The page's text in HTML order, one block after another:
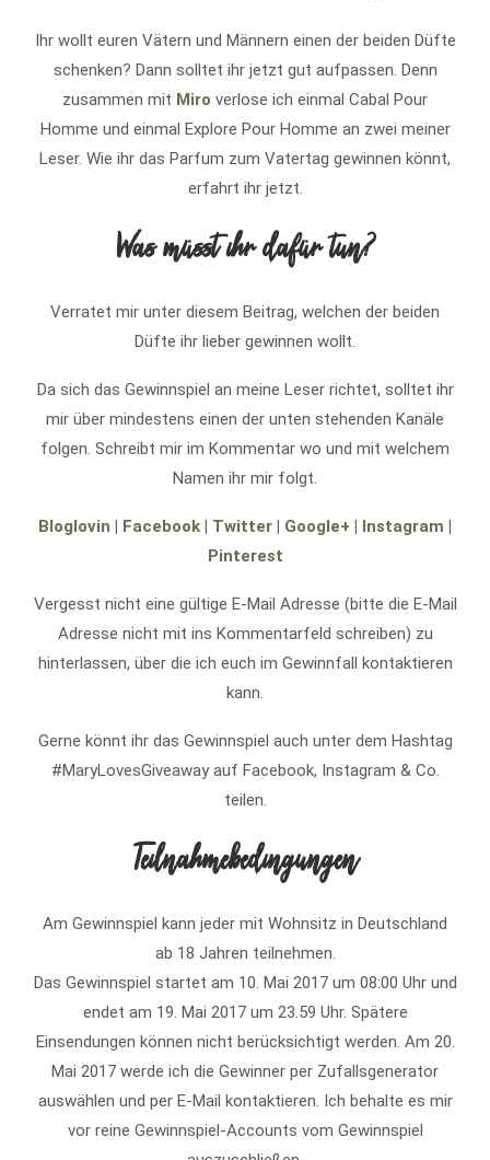
Ihr wollt euren Vätern und Männern einen der beiden Düfte
schenken? Dann solltet ihr jetzt gut aufpassen. Denn
zusammen mit Miro verlose ich einmal Cabal Pour
Homme und einmal Explore Pour Homme an zwei meiner
Leser. Wie ihr das Parfum zum Vatertag gewinnen könnt,
erfahrt ihr jetzt.
Was müsst ihr dafür tun?
Verratet mir unter diesem Beitrag, welchen der beiden
Düfte ihr lieber gewinnen wollt.
Da sich das Gewinnspiel an meine Leser richtet, solltet ihr
mir über mindestens einen der unten stehenden Kanäle
folgen. Schreibt mir im Kommentar wo und mit welchem
Namen ihr mir folgt.
Bloglovin | Facebook | Twitter | Google+ | Instagram |
Pinterest
Vergesst nicht eine gültige E-Mail Adresse (bitte die E-Mail
Adresse nicht mit ins Kommentarfeld schreiben) zu
hinterlassen, über die ich euch im Gewinnfall kontaktieren
kann.
Gerne könnt ihr das Gewinnspiel auch unter dem Hashtag
#MaryLovesGiveaway auf Facebook, Instagram & Co.
teilen.
Teilnahmebedingungen
Am Gewinnspiel kann jeder mit Wohnsitz in Deutschland
ab 18 Jahren teilnehmen.
Das Gewinnspiel startet am 10. Mai 2017 um 08:00 Uhr und
endet am 19. Mai 2017 um 23.59 Uhr. Spätere
Einsendungen können nicht berücksichtigt werden. Am 20.
Mai 2017 werde ich die Gewinner per Zufallsgenerator
auswählen und per E-Mail kontaktieren. Ich behalte es mir
vor reine Gewinnspiel-Accounts vom Gewinnspiel